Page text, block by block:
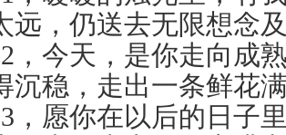
远，仍送去无限想念
，今天，是你走向成
沉稳，走出一条鲜花
，愿你在以后的日子